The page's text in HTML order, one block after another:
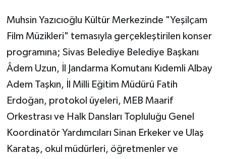
Muhsin Yazıcıoğlu Kültür Merkezinde "Yeşilçam
Film Müzikleri" temasıyla gerçekleştirilen konser
programına; Sivas Belediye Belediye Başkanı
Âdem Uzun, İl Jandarma Komutanı Kıdemli Albay
Adem Taşkın, İl Milli Eğitim Müdürü Fatih
Erdoğan, protokol üyeleri, MEB Maarif
Orkestrası ve Halk Dansları Topluluğu Genel
Koordinatör Yardımcıları Sinan Erkeker ve Ulaş
Karataş, okul müdürleri, öğretmenler ve